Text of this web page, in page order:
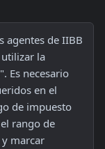
agentes de IIBB
utilizar la
Es necesario
en el
de impuesto
rango de